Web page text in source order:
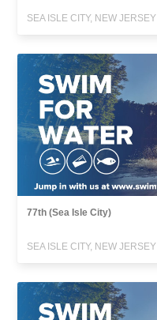
SEA ISLE CITY, NEW JERSEY
77th (Sea Isle City)
SEA ISLE CITY, NEW JERSEY